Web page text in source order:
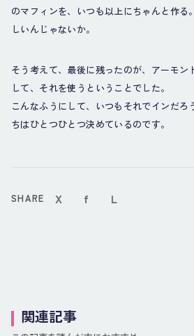
のマフィンを、いつも以上にちゃんと作る
しいんじゃないか。
そう考えて、最後に残ったのが、アーモン
して、それを使うということでした。
こんなふうにして、いつもそれでインだろ
ちはひとつひとつ決めているのです。
SHARE X f L
関連記事